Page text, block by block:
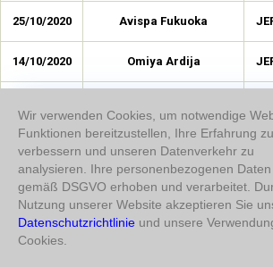
25/10/2020 Avispa Fukuoka
14/10/2020 Omiya Ardija
27/09/2020 Ryūkyū
12/09/2020 Ehime
05/09/2020 Kyoto Sanga
Wir verwenden Cookies, um notwendige
Funktionen bereitzustellen, Ihre Erfahrung zu
verbessern und unseren Datenverkehr zu
analysieren. Ihre personenbezogenen
gemäß DSGVO erhoben und verarbeitet.
Nutzung unserer Website akzeptieren Sie
Datenschutzrichtlinie und unsere
Cookies.